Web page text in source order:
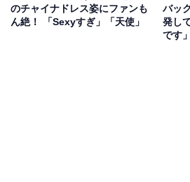
のチャイナドレス姿にファンも
ん絶！ 「Sexyすぎ」「天使」
バッ
発し
です